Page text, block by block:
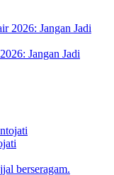
Jangan Jadi